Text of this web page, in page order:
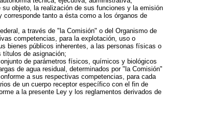
objeto, la realización de sus funciones y la emisión
tanto a ésta como a los órganos de
a través de "la Comisión" o del Organismo de
competencias, para la explotación, uso o
bienes públicos inherentes, a las personas físicas o
títulos de asignación;
de parámetros físicos, químicos y biológicos
de agua residual, determinados por "la Comisión"
a sus respectivas competencias, para cada
de un cuerpo receptor específico con el fin de
a la presente Ley y los reglamentos derivados de